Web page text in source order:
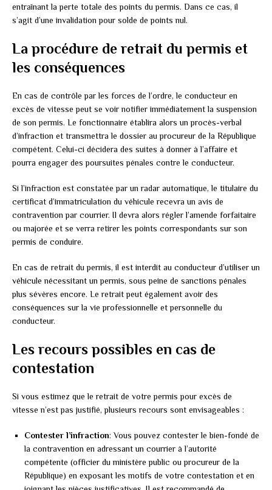
entraînant la perte totale des points du permis. Dans ce cas, il
s’agit d’une invalidation pour solde de points nul.
La procédure de retrait du permis et
les conséquences
En cas de contrôle par les forces de l’ordre, le conducteur en
excès de vitesse peut se voir notifier immédiatement la suspension
de son permis. Le fonctionnaire établira alors un procès-verbal
d’infraction et transmettra le dossier au procureur de la République
compétent. Celui-ci décidera des suites à donner à l’affaire et
pourra engager des poursuites pénales contre le conducteur.
Si l’infraction est constatée par un radar automatique, le titulaire du
certificat d’immatriculation du véhicule recevra un avis de
contravention par courrier. Il devra alors régler l’amende forfaitaire
ou majorée et se verra retirer les points correspondants sur son
permis de conduire.
En cas de retrait du permis, il est interdit au conducteur d’utiliser un
véhicule nécessitant un permis, sous peine de sanctions pénales
plus sévères encore. Le retrait peut également avoir des
conséquences sur la vie professionnelle et personnelle du
conducteur.
Les recours possibles en cas de
contestation
Si vous estimez que le retrait de votre permis pour excès de
vitesse n’est pas justifié, plusieurs recours sont envisageables :
Contester l’infraction: Vous pouvez contester le bien-fondé de
la contravention en adressant un courrier à l’autorité
compétente (officier du ministère public ou procureur de la
République) en exposant les motifs de votre contestation et en